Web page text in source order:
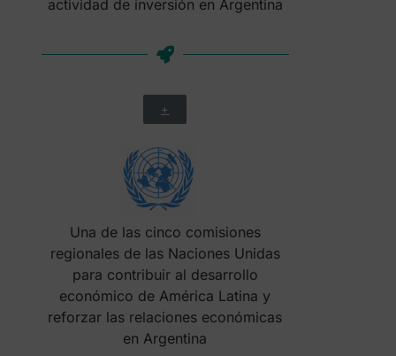
actividad de inversión en Argentina
+
Una de las cinco comisiones
regionales de las Naciones Unidas
para contribuir al desarrollo
económico de América Latina y
reforzar las relaciones económicas
en Argentina